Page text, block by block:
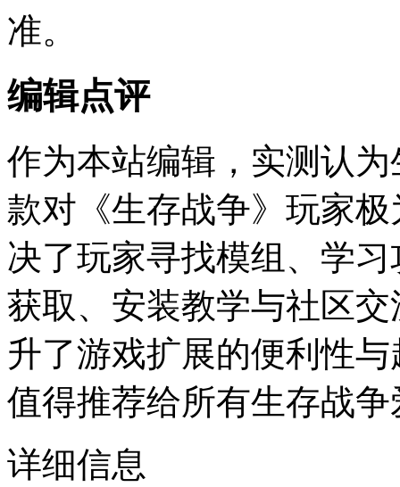
准。
编辑点评
作为本站编辑，实测认
款对《生存战争》玩家
决了玩家寻找模组、学
获取、安装教学与社区
升了游戏扩展的便利性
值得推荐给所有生存战
详细信息